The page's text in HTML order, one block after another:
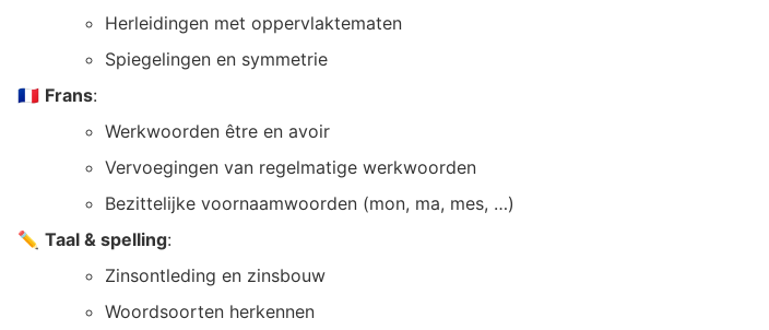
Herleidingen met oppervlaktematen
Spiegelingen en symmetrie
🇫🇷 Frans:
Werkwoorden être en avoir
Vervoegingen van regelmatige werkwoorden
Bezittelijke voornaamwoorden (mon, ma, mes, …)
✏️ Taal & spelling:
Zinsontleding en zinsbouw
Woordsoorten herkennen